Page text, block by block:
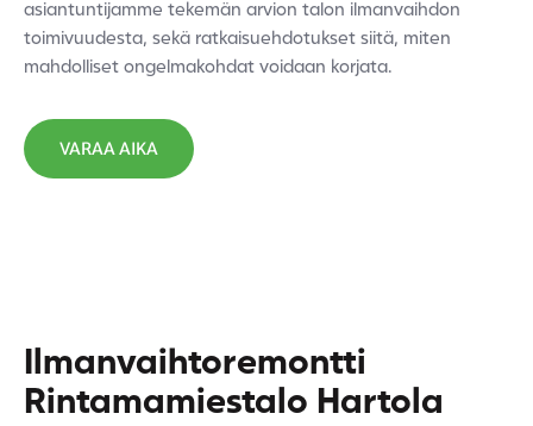
asiantuntijamme tekemän arvion talon ilmanvaihdon
toimivuudesta, sekä ratkaisuehdotukset siitä, miten
mahdolliset ongelmakohdat voidaan korjata.
VARAA AIKA
Ilmanvaihtoremontti
Rintamamiestalo Hartola